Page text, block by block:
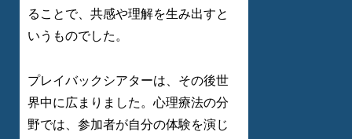
ることで、共感や理解を生み出すと
いうものでした。
プレイバックシアターは、その後世
界中に広まりました。心理療法の分
野では、参加者が自分の体験を演じ